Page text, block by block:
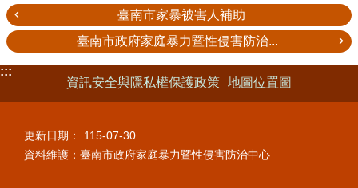
臺南市家暴被害人補助
臺南市政府家庭暴力暨性侵害防治...
:::
資訊安全與隱私權保護政策 地圖位置圖
更新日期：
115-07-30
資料維護：臺南市政府家庭暴力暨性侵害防治中心